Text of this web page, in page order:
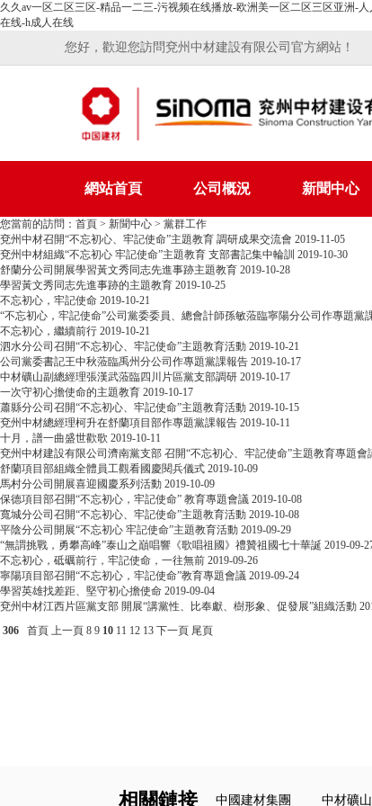
久久av一区二区三区-精品一二三-污视频在线播放-欧洲美一区二区三区亚洲-
在线-h成人在线
您好，歡迎您訪問兗州中材建設有限公司官方網站！
網站首頁 公司概況 新聞中心
您當前的訪問： 首頁 > 新聞中心 > 黨群工作
兗州中材召開“不忘初心、牢記使命”主題教育 調研成果交流會 2019-11-05
兗州中材組織“不忘初心 牢記使命”主題教育 支部書記集中輪訓 2019-10-30
舒蘭分公司開展學習黃文秀同志先進事跡主題教育 2019-10-28
學習黃文秀同志先進事跡的主題教育 2019-10-25
不忘初心，牢記使命 2019-10-21
“不忘初心，牢記使命”公司黨委委員、總會計師孫敏蒞臨寧陽分公司作專題黨
不忘初心，繼續前行 2019-10-21
泗水分公司召開“不忘初心、牢記使命”主題教育活動 2019-10-21
公司黨委書記王中秋蒞臨禹州分公司作專題黨課報告 2019-10-17
中材礦山副總經理張漢武蒞臨四川片區黨支部調研 2019-10-17
一次守初心擔使命的主題教育 2019-10-17
蕭縣分公司召開“不忘初心、牢記使命”主題教育活動 2019-10-15
兗州中材總經理柯升在舒蘭項目部作專題黨課報告 2019-10-11
十月，譜一曲盛世歡歌 2019-10-11
兗州中材建設有限公司濟南黨支部 召開“不忘初心、牢記使命”主題教育專題會
舒蘭項目部組織全體員工觀看國慶閱兵儀式 2019-10-09
馬村分公司開展喜迎國慶系列活動 2019-10-09
保德項目部召開“不忘初心，牢記使命” 教育專題會議 2019-10-08
寬城分公司召開“不忘初心、牢記使命”主題教育活動 2019-10-08
平陰分公司開展“不忘初心 牢記使命”主題教育活動 2019-09-29
“無謂挑戰，勇攀高峰”泰山之巔唱響《歌唱祖國》禮贊祖國七十華誕 2019-09-
不忘初心，砥礪前行，牢記使命，一往無前 2019-09-26
寧陽項目部召開“不忘初心，牢記使命”教育專題會議 2019-09-24
學習英雄找差距、堅守初心擔使命 2019-09-04
兗州中材江西片區黨支部 開展“講黨性、比奉獻、樹形象、促發展”組織活動
306
首頁 上一頁 8 9 10 11 12 13 下一頁 尾頁
相關鏈接 中國建材集團 中材礦